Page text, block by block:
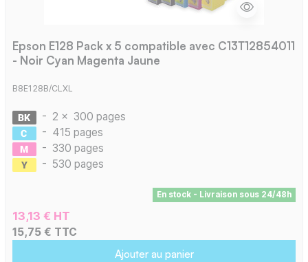
Epson E128 Pack x 5 compatible avec C13T12854011
- Noir Cyan Magenta Jaune
B8E128B/CLXL
- 2 x 300 pages
- 415 pages
- 330 pages
- 530 pages
En stock - Livraison sous 24/48h
13,13 € HT
15,75 € TTC
Ajouter au panier